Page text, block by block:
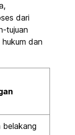
dari
tujuan
dan
belakang